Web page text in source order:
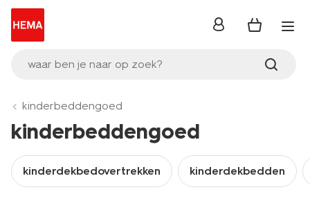
waar ben je naar op zoek?
inloggen
kinderbeddengoed
kinderbeddengoed
kinderdekbedovertrekken kinderdekbedden